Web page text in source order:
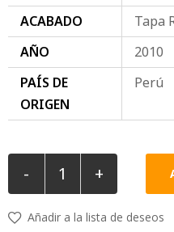
ACABADO
Tapa
AÑO
2010
PAÍS DE
ORIGEN
Perú
- +
Añadir a la lista de deseos